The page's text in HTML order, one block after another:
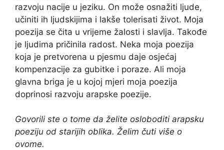
razvoju nacije u jeziku. On može osnažiti ljude,
učiniti ih ljudskijima i lakše tolerisati život. Moja
poezija se čita u vrijeme žalosti i slavlja. Takođe
je ljudima pričinila radost. Neka moja poezija
koja je pretvorena u pjesmu daje osjećaj
kompenzacije za gubitke i poraze. Ali moja
glavna briga je u kojoj mjeri moja poezija
doprinosi razvoju arapske poezije.
Govorili ste o tome da želite osloboditi arapsku
poeziju od starijih oblika. Želim čuti više o
ovome.